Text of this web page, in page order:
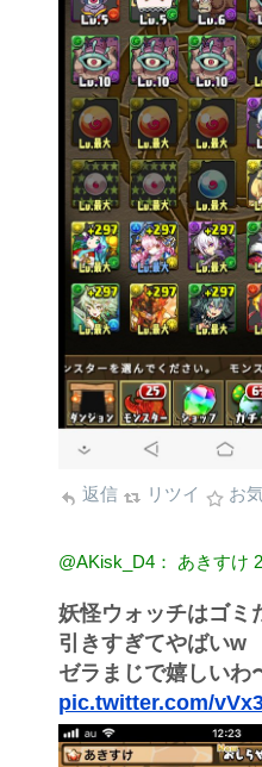
返信 リツイ お
@AKisk_D4： あきすけ
妖怪ウォッチはゴミ
引きすぎてやばいw
ゼラまじで嬉しいわ
pic.twitter.com/